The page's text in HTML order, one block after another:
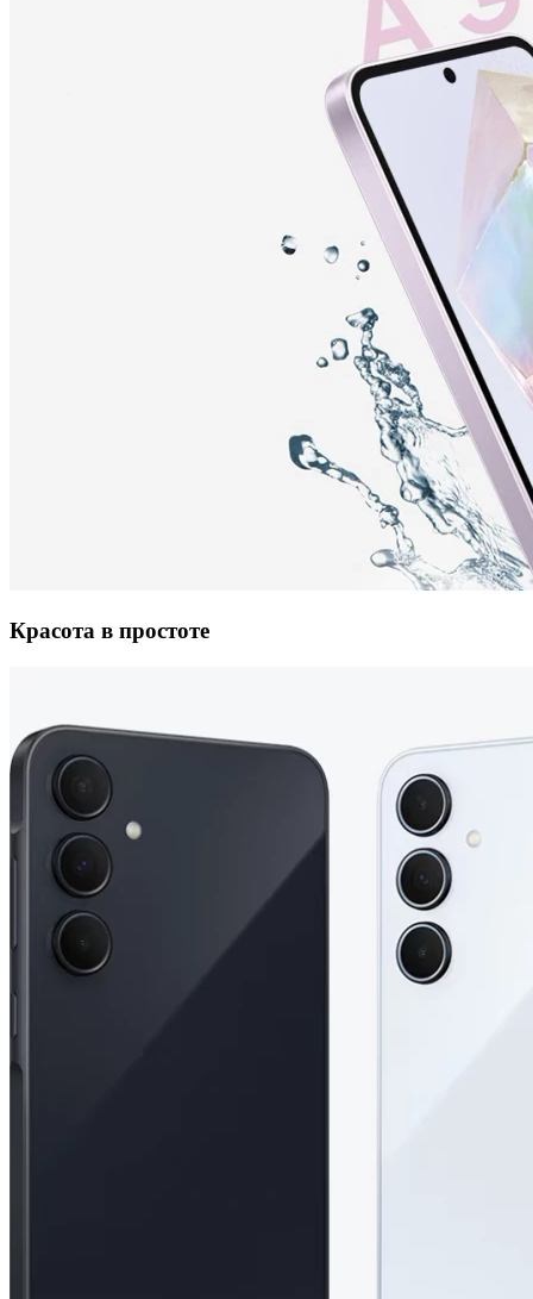
Красота в простоте